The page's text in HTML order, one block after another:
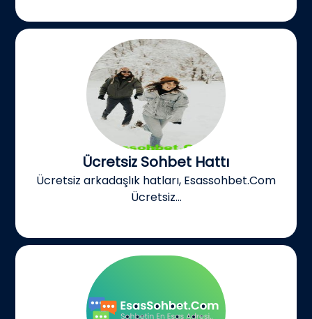
Ücretsiz Sohbet Hattı
Ücretsiz arkadaşlık hatları, Esassohbet.Com
Ücretsiz...